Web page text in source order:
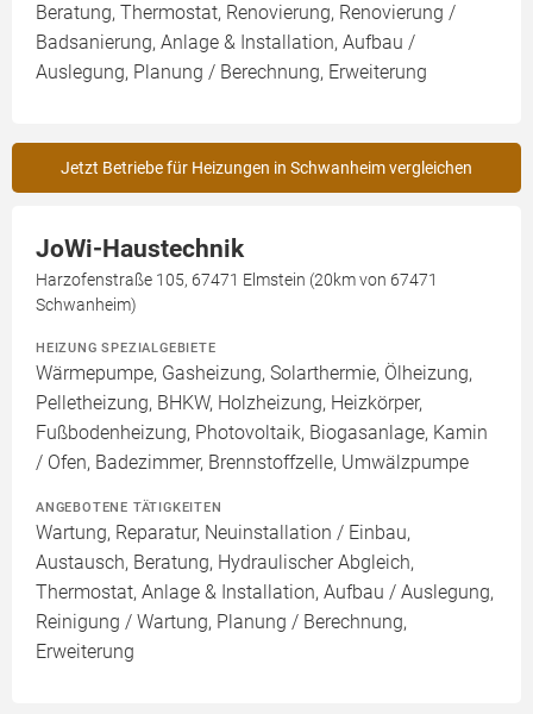
Beratung, Thermostat, Renovierung, Renovierung /
Badsanierung, Anlage & Installation, Aufbau /
Auslegung, Planung / Berechnung, Erweiterung
Jetzt Betriebe für Heizungen in Schwanheim vergleichen
JoWi-Haustechnik
Harzofenstraße 105, 67471 Elmstein (20km von 67471
Schwanheim)
HEIZUNG SPEZIALGEBIETE
Wärmepumpe, Gasheizung, Solarthermie, Ölheizung,
Pelletheizung, BHKW, Holzheizung, Heizkörper,
Fußbodenheizung, Photovoltaik, Biogasanlage, Kamin
/ Ofen, Badezimmer, Brennstoffzelle, Umwälzpumpe
ANGEBOTENE TÄTIGKEITEN
Wartung, Reparatur, Neuinstallation / Einbau,
Austausch, Beratung, Hydraulischer Abgleich,
Thermostat, Anlage & Installation, Aufbau / Auslegung,
Reinigung / Wartung, Planung / Berechnung,
Erweiterung